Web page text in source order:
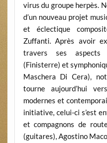
virus du groupe herpès.
d’un nouveau projet
et éclectique
Zuffanti. Après avoir
travers ses aspects
(Finisterre) et
Maschera Di Cera),
tourne aujourd’hui
modernes et
initiative, celui-ci s’est
et compagnons de
(guitares), Agostino